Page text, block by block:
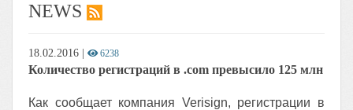
NEWS
18.02.2016 6238
Количество регистраций в .com превысило 125 млн
Как сообщает компания Verisign, регистрации в